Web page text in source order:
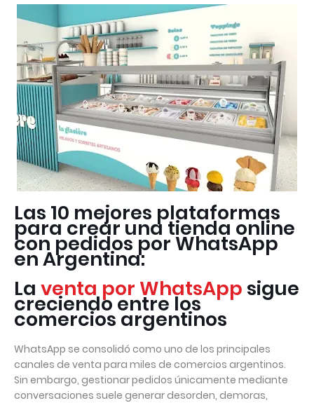
Las 10 mejores plataformas
para crear una tienda online
con pedidos por WhatsApp
en Argentina:
La venta por WhatsApp sigue
creciendo entre los
comercios argentinos
WhatsApp se consolidó como uno de los principales
canales de venta para miles de comercios argentinos.
Sin embargo, gestionar pedidos únicamente mediante
conversaciones suele generar desorden, demoras,